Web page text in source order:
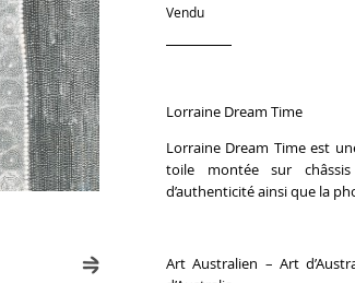
Vendu
Lorraine Dream Time
Lorraine Dream Time est
toile montée sur
d’authenticité ainsi que la
Art Australien – Art